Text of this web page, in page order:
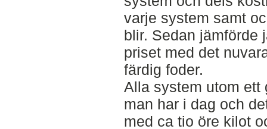
varje system samt
blir. Sedan jämförde
priset med det
färdig foder.
Alla system utom ett
man har i dag och
med ca tio öre kilot